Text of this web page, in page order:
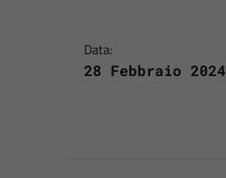
Data:
28 Febbraio 2024